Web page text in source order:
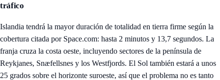
tráfico
Islandia tendrá la mayor duración de totalidad en tierra firme según la
cobertura citada por Space.com: hasta 2 minutos y 13,7 segundos. La
franja cruza la costa oeste, incluyendo sectores de la península de
Reykjanes, Snæfellsnes y los Westfjords. El Sol también estará a unos
25 grados sobre el horizonte suroeste, así que el problema no es tanto